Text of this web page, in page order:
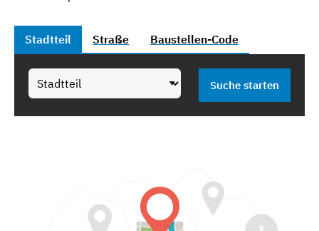
Stadtteil Straße Baustellen-Code